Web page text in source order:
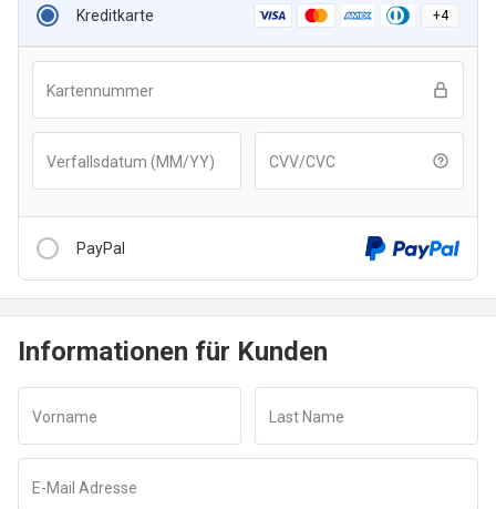
Informationen für Kunden
Vorname Last Name
E-Mail Adresse
Kreditkarte +4
Kartennummer
Verfallsdatum (MM/YY) CVV/CVC
PayPal
Zahlungsfenster weitergeleitet, um Ihre Transaktion
abzuschließen.